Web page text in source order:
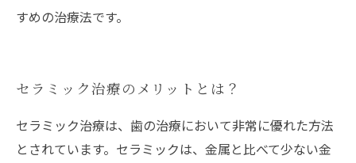
すめの治療法です。
セラミック治療のメリットとは？
セラミック治療は、歯の治療において非常に優れた方法
とされています。セラミックは、金属と比べて少ない金